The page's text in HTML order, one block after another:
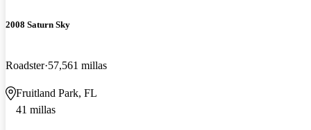
2008 Saturn Sky
Roadster 57,561 millas
Fruitland Park, FL
41 millas